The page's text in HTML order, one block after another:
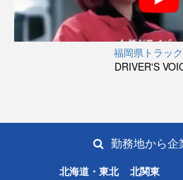
福岡県トラッ
DRIVER'S
勤務地から企
北海道・東北 北関東